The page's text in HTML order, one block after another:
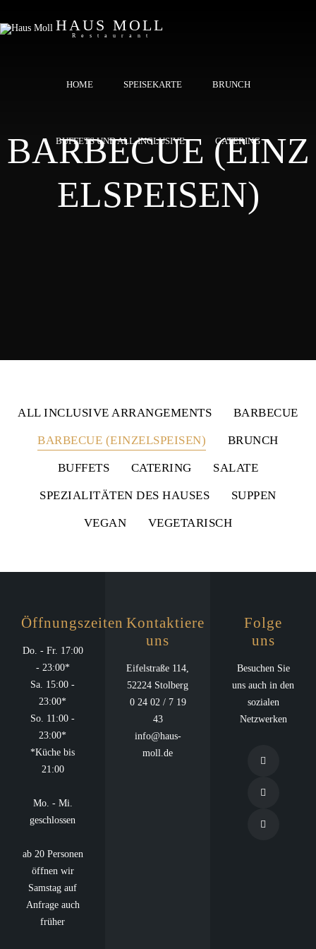
HAUS MOLL
Restaurant
HOME SPEISEKARTE BRUNCH
BUFFETS UND ALL-INCLUSIVE CATERING
BARBECUE (EINZ
ELSPEISEN)
ALL INCLUSIVE ARRANGEMENTS BARBECUE
BARBECUE (EINZELSPEISEN) BRUNCH
BUFFETS CATERING SALATE
SPEZIALITÄTEN DES HAUSES SUPPEN
VEGAN VEGETARISCH
Öffnungszeiten
Do. - Fr. 17:00
- 23:00*
Sa. 15:00 -
23:00*
So. 11:00 -
23:00*
*Küche bis
21:00
Mo. - Mi.
geschlossen
ab 20 Personen
öffnen wir
Samstag auf
Anfrage auch
früher
Kontaktiere
uns
Eifelstraße 114,
52224 Stolberg
0 24 02 / 7 19
43
info@haus-
moll.de
Folge
uns
Besuchen Sie
uns auch in den
sozialen
Netzwerken